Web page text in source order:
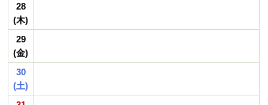
28
(木)
29
(金)
30
(土)